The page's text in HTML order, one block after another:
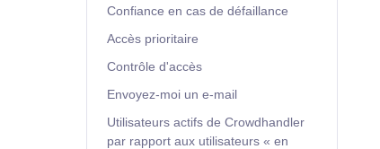
Confiance en cas de défaillance
Accès prioritaire
Contrôle d'accès
Envoyez-moi un e-mail
Utilisateurs actifs de Crowdhandler
par rapport aux utilisateurs « en